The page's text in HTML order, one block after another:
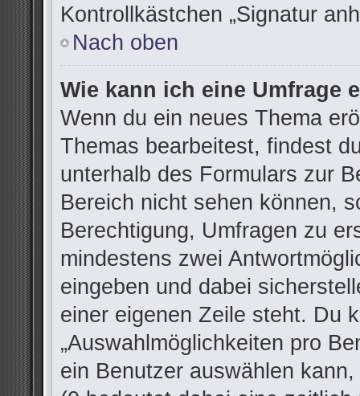
Kontrollkästchen „Signatur
Nach oben
Wie kann ich eine Umfrage
Wenn du ein neues Thema
Themas bearbeitest, findest
unterhalb des Formulars zur
Bereich nicht sehen können,
Berechtigung, Umfragen zu
mindestens zwei
eingeben und dabei
einer eigenen Zeile steht. Du
„Auswahlmöglichkeiten pro
ein Benutzer auswählen